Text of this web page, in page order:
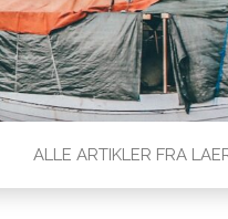
ALLE ARTIKLER FRA